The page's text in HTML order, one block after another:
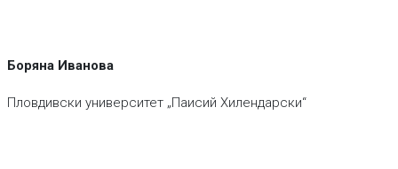
Боряна Иванова
Пловдивски университет „Паисий Хилендарски“